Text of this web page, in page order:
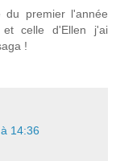
du premier l'année
celle d'Ellen j'ai
!
14:36